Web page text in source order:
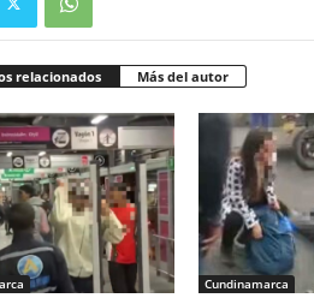
relacionados Más del autor
Cundinamarca